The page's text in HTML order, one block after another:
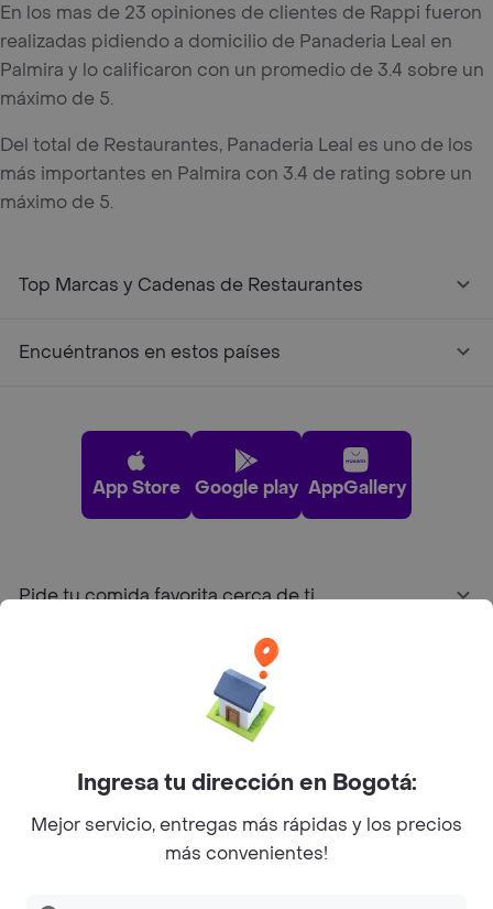
En los mas de 23 opiniones de clientes de Rappi fueron
realizadas pidiendo a domicilio de Panaderia Leal en
Palmira y lo calificaron con un promedio de 3.4 sobre un
máximo de 5.
Del total de Restaurantes, Panaderia Leal es uno de los
más importantes en Palmira con 3.4 de rating sobre un
máximo de 5.
Top Marcas y Cadenas de Restaurantes
Encuéntranos en estos países
App Store Google play AppGallery
Pide tu comida favorita cerca de ti
Sobre Rappi
Facebook
Twitter
Instagram
Ingresa tu dirección en Bogotá:
Mejor servicio, entregas más rápidas y los precios
más convenientes!